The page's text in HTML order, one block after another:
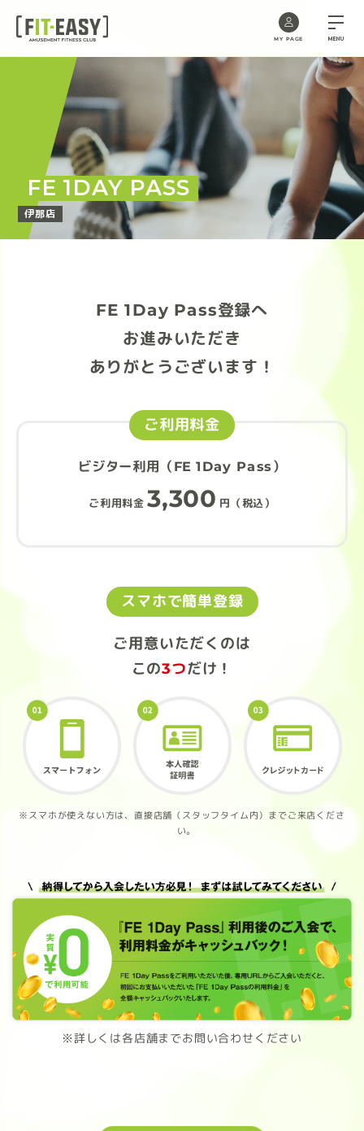
content
MY PAGE MENU
FE 1DAY PASS
伊那店
FE 1Day Pass登録へ
お進みいただき
ありがとうございます！
ご利用料金
ビジター利用（FE 1Day Pass）
ご利用料金 3,300 円（税込）
スマホで簡単登録
ご用意いただくのは
この3つだけ！
※スマホが使えない方は、直接店舗（スタッフタイム内）までご来店くださ
い。
※詳しくは各店舗までお問い合わせください